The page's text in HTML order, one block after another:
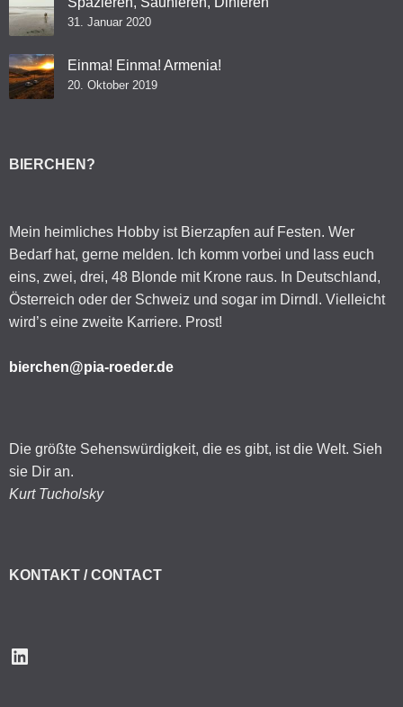
31. Januar 2020
Einma! Einma! Armenia!
20. Oktober 2019
BIERCHEN?
Mein heimliches Hobby ist Bierzapfen auf Festen. Wer
Bedarf hat, gerne melden. Ich komm vorbei und lass euch
eins, zwei, drei, 48 Blonde mit Krone raus. In Deutschland,
Österreich oder der Schweiz und sogar im Dirndl. Vielleicht
wird’s eine zweite Karriere. Prost!
bierchen@pia-roeder.de
Die größte Sehenswürdigkeit, die es gibt, ist die Welt. Sieh
sie Dir an.
Kurt Tucholsky
KONTAKT / CONTACT
LinkedIn